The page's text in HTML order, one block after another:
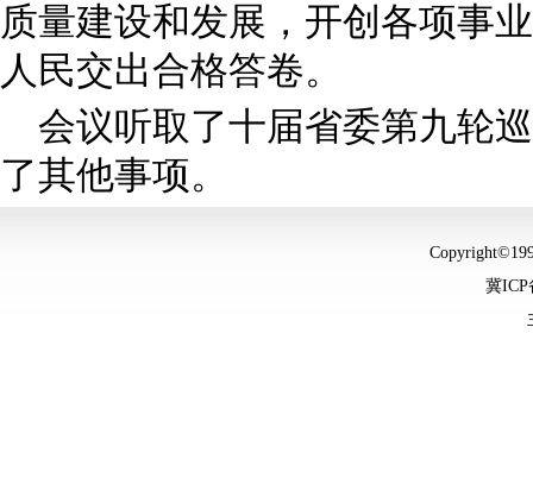
质量建设和发展，开创各项事
人民交出合格答卷。
会议听取了十届省委第九轮
了其他事项。
冀ICP